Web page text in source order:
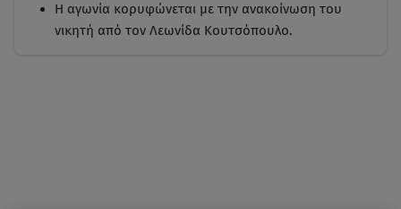
Η αγωνία κορυφώνεται με την ανακοίνωση του
νικητή από τον Λεωνίδα Κουτσόπουλο.